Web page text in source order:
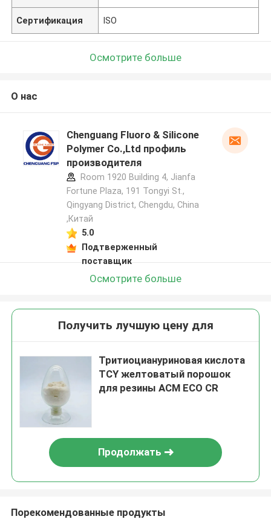
Сертификация ISO
Осмотрите больше
О нас
Chenguang Fluoro & Silicone
Polymer Co.,Ltd профиль
производителя
Room 1920 Building 4, Jianfa
Fortune Plaza, 191 Tongyi St.,
Qingyang District, Chengdu, China
,Китай
5.0
Подтверженный
поставщик
Осмотрите больше
Получить лучшую цену для
Тритиоциануриновая кислота
TCY желтоватый порошок
для резины ACM ECO CR
Продолжать
Порекомендованные продукты